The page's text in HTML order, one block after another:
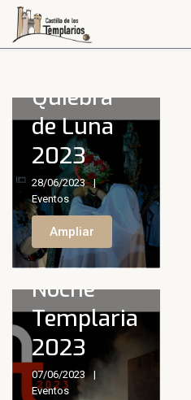
Quiebra
de Luna
2023
28/06/2023
Eventos
Ampliar
Noche
Templaria
2023
07/06/2023
Eventos